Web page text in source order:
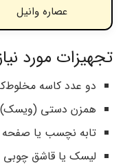
عصاره وانیل
تجهیزات مورد
دو عدد کاسه
همزن دستی (ویسک)
تابه نچسب یا صفحه
لیسک یا قاشق چوبی